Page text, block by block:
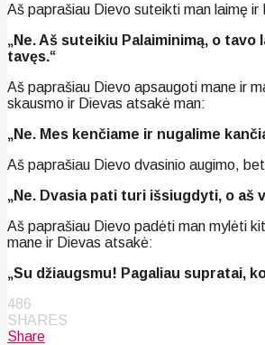
Aš paprašiau Dievo suteikti man laimę
„Ne. Aš suteikiu Palaiminimą, o tavo
tavęs.“
Aš paprašiau Dievo apsaugoti mane ir
skausmo ir Dievas atsakė man:
„Ne. Mes kenčiame ir nugalime
Aš paprašiau Dievo dvasinio augimo,
„Ne. Dvasia pati turi išsiugdyti, o aš
Aš paprašiau Dievo padėti man mylėti
mane ir Dievas atsakė:
„Su džiaugsmu! Pagaliau supratai,
486
SHARES
Share